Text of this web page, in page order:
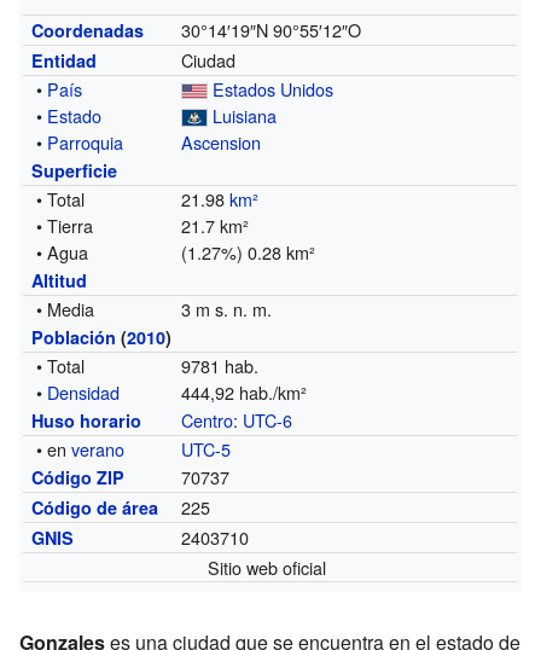
Coordenadas 30°14′19″N 90°55′12″O
Entidad
Ciudad
• País
Estados Unidos
• Estado
Luisiana
• Parroquia Ascension
Superficie
• Total 21.98km²
• Tierra
21.7 km²
• Agua
(1.27%) 0.28 km²
Altitud
• Media 3 m s. n. m.
Población (2010)
• Total
9781 hab.
• Densidad 444,92 hab./km²
Huso horario Centro: UTC-6
• enverano UTC-5
Código ZIP 70737
Código de área 225
GNIS
2403710
Sitio web oficial
Gonzaleses una ciudad que se encuentra en el estado de